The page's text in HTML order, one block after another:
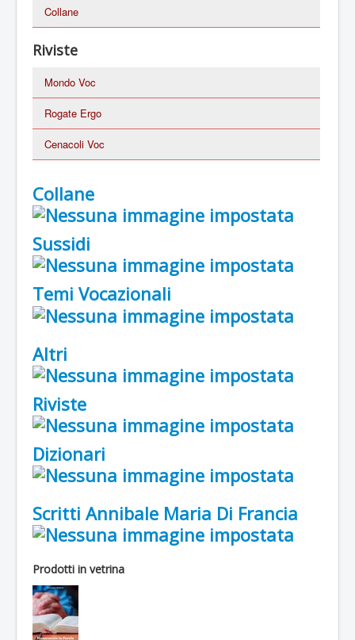
Collane
Riviste
Mondo Voc
Rogate Ergo
Cenacoli Voc
Collane
Sussidi
Temi Vocazionali
Altri
Riviste
Dizionari
Scritti Annibale Maria Di Francia
Prodotti in vetrina